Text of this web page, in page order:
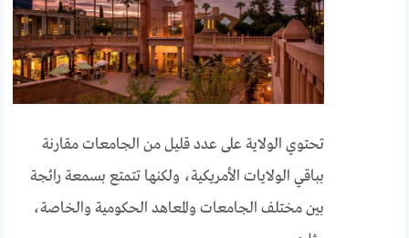
تحتوي الولاية على عدد قليل من الجامعات مقارنة
بباقي الولايات الأمريكية، ولكنها تتمتع بسمعة رائجة
بين مختلف الجامعات والمعاهد الحكومية والخاصة،